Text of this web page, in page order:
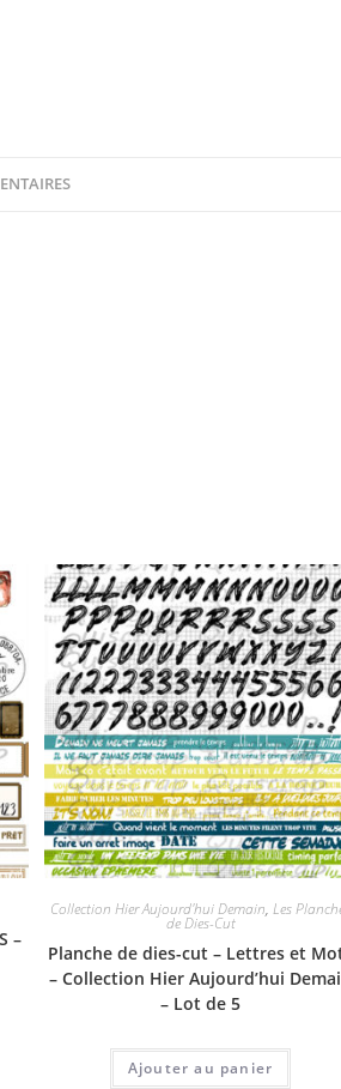
–
Collection Hier Aujourd'hui Demain,Les
de Dies-Cut
Planche de dies-cut – Lettres et
– Collection Hier Aujourd’hui
– Lot de 5
Ajouter au panier